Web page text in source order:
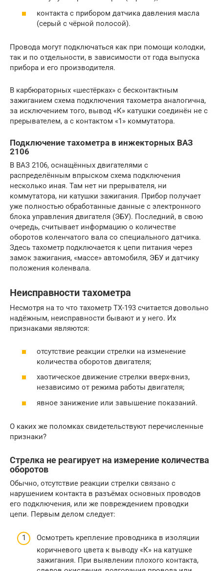
контакта с прибором датчика давления масла
(серый с чёрной полосой).
Провода могут подключаться как при помощи колодки,
так и по отдельности, в зависимости от года выпуска
прибора и его производителя.
В карбюраторных «шестёрках» с бесконтактным
зажиганием схема подключения тахометра аналогична,
за исключением того, вывод «К» катушки соединён не с
прерывателем, а с контактом «1» коммутатора.
Подключение тахометра в инжекторных ВАЗ
2106
В ВАЗ 2106, оснащённых двигателями с
распределённым впрыском схема подключения
несколько иная. Там нет ни прерывателя, ни
коммутатора, ни катушки зажигания. Прибор получает
уже полностью обработанные данные с электронного
блока управления двигателя (ЭБУ). Последний, в свою
очередь, считывает информацию о количестве
оборотов коленчатого вала со специального датчика.
Здесь тахометр подключается к цепи питания через
замок зажигания, «массе» автомобиля, ЭБУ и датчику
положения коленвала.
Неисправности тахометра
Несмотря на то что тахометр ТХ-193 считается довольно
надёжным, неисправности бывают и у него. Их
признаками являются:
отсутствие реакции стрелки на изменение
количества оборотов двигателя;
хаотическое движение стрелки вверх-вниз,
независимо от режима работы двигателя;
явное занижение или завышение показаний.
О каких же поломках свидетельствуют перечисленные
признаки?
Стрелка не реагирует на измерение количества
оборотов
Обычно, отсутствие реакции стрелки связано с
нарушением контакта в разъёмах основных проводов
его подключения, или же повреждением проводки
цепи. Первым делом следует:
Осмотреть крепление проводника в изоляции
коричневого цвета к выводу «К» на катушке
зажигания. При выявлении плохого контакта,